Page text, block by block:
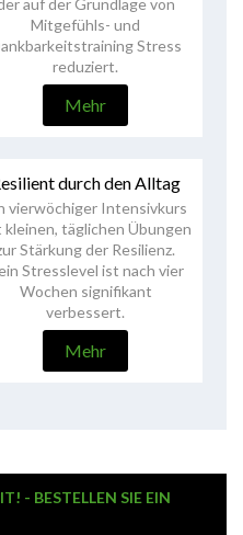
auf der Grundlage von
Mitgefühls- und
Stress
reduziert.
Mehr
durch den Alltag
vierwöchiger Intensivkurs
kleinen, täglichen Übungen
Stärkung der Resilienz.
Stresslevel ist nach vier
Wochen signifikant
verbessert.
Mehr
- BESTELLEN SIE EIN